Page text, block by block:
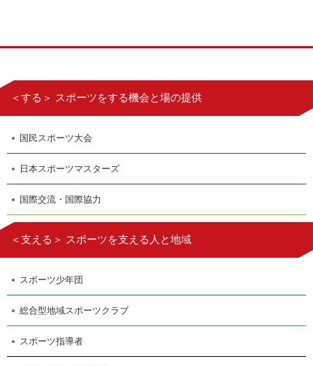
＜する＞ スポーツをする機会と場の提供
国民スポーツ大会
日本スポーツマスターズ
国際交流・国際協力
＜支える＞ スポーツを支える人と地域
スポーツ少年団
総合型地域スポーツクラブ
スポーツ指導者